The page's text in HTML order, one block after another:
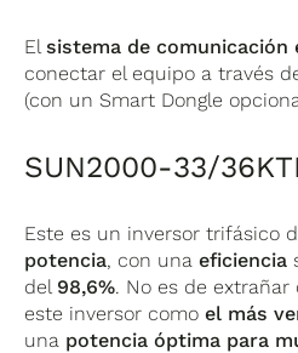
Elsistema de comunicación
conectar el equipo a través
(con un Smart Dongle
SUN2000-33/
Este es un inversor trifásico
potencia, con unaeficiencia
del 98,6%. No es de
este inversor comoel más
una potencia óptima para